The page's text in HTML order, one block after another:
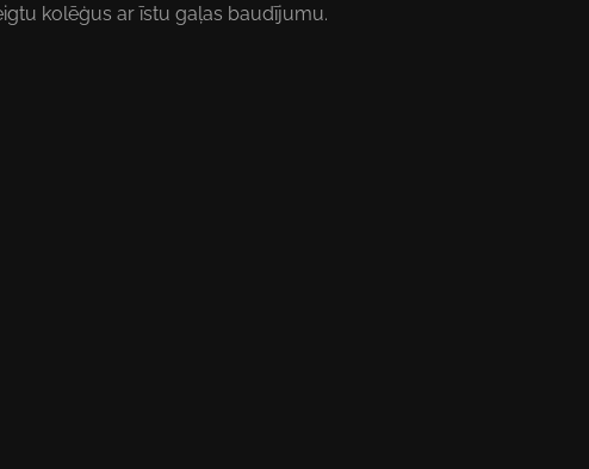
kolēģus ar īstu gaļas baudījumu.